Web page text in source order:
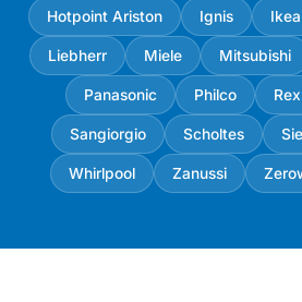
Hotpoint Ariston Ignis Ikea
Liebherr Miele Mitsubishi
Panasonic Philco Rex
Sangiorgio Scholtes
Whirlpool Zanussi